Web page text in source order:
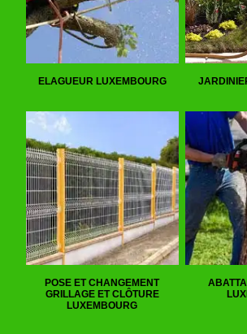
ELAGUEUR LUXEMBOURG
POSE ET CHANGEMENT
GRILLAGE ET CLÔTURE
LUXEMBOURG